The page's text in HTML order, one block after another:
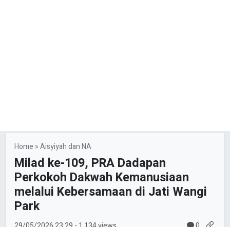
Home »Aisyiyah dan NA
Milad ke-109, PRA Dadapan
Perkokoh Dakwah Kemanusiaan
melalui Kebersamaan di Jati Wangi
Park